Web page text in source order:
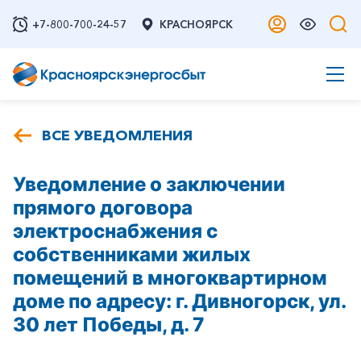
+7-800-700-24-57 КРАСНОЯРСК
ВСЕ УВЕДОМЛЕНИЯ
Уведомление о заключении
прямого договора
электроснабжения с
собственниками жилых
помещений в многоквартирном
доме по адресу: г. Дивногорск, ул.
30 лет Победы, д. 7